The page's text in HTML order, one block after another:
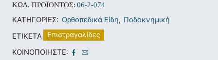
ΚΩΔ. ΠΡΟΪΌΝΤΟΣ: 06-2-074
ΚΑΤΗΓΟΡΊΕΣ: Ορθοπεδικά Είδη, Ποδοκνημική
ΕΤΙΚΈΤΑ
Επιστραγαλίδες
ΚΟΙΝΟΠΟΙΉΣΤΕ: